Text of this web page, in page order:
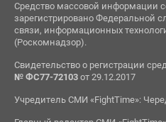
Средство массовой информации
зарегистрировано Федеральной
связи, информационных
(Роскомнадзор).
Свидетельство о регистрации
№ ФС77-72103от 29.12.2017
Учредитель СМИ «FightTime»: